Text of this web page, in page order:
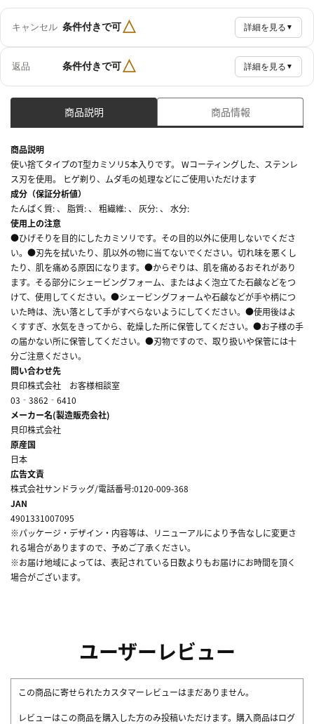
キャンセル 条件付きで可△ 詳細を見る ▼
返品 条件付きで可△ 詳細を見る ▼
商品説明 商品情報
商品説明
使い捨てタイプのT型カミソリ5本入りです。 Wコーティングした、ステンレ
ス刃を使用。 ヒゲ剃り、ムダ毛の処理などにご使用いただけます
成分（保証分析値）
たんぱく質: 、 脂質: 、 粗繊維: 、 灰分: 、 水分:
使用上の注意
●ひげそりを目的にしたカミソリです。その目的以外に使用しないでくださ
い。●刃先を拭いたり、肌以外の物に当てないでください。切れ味を悪くし
たり、肌を痛める原因になります。●からぞりは、肌を痛めるおそれがあり
ます。そる部分にシェービングフォーム、またはよく泡立てた石鹸などをつ
けて、使用してください。●シェービングフォームや石鹸などが手や柄につ
いた時は、洗い落として手がすべらないようにしてください。●使用後はよ
くすすぎ、水気をきってから、乾燥した所に保管してください。●お子様の手
の届かない所に保管してください。●刃物ですので、取り扱いや保管には十
分ご注意ください。
問い合わせ先
貝印株式会社 お客様相談室
03‐3862‐6410
メーカー名(製造販売会社)
貝印株式会社
原産国
日本
広告文責
株式会社サンドラッグ/電話番号:0120-009-368
JAN
4901331007095
※パッケージ・デザイン・内容等は、リニューアルにより予告なしに変更さ
れる場合がありますので、予めご了承ください。
※お届け地域によっては、表記されている日数よりもお届けにお時間を頂く
場合がございます。
ユーザーレビュー
この商品に寄せられたカスタマーレビューはまだありません。
レビューはこの商品を購入した方のみ投稿いただけます。購入商品はログ